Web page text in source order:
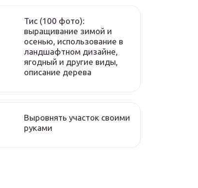
Тис (100 фото):
выращивание зимой и
осенью, использование в
ландшафтном дизайне,
ягодный и другие виды,
описание дерева
Выровнять участок своими
руками